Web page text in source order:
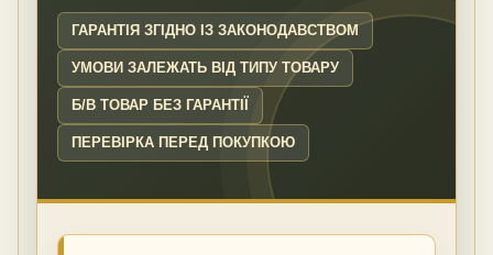
ГАРАНТІЯ ЗГІДНО ІЗ ЗАКОНОДАВСТВОМ
УМОВИ ЗАЛЕЖАТЬ ВІД ТИПУ ТОВАРУ
Б/В ТОВАР БЕЗ ГАРАНТІЇ
ПЕРЕВІРКА ПЕРЕД ПОКУПКОЮ